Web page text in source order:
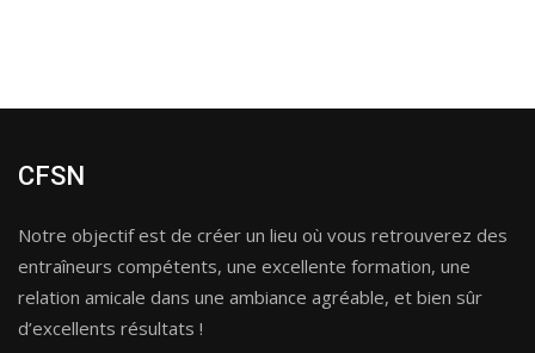
CFSN
Notre objectif est de créer un lieu où vous retrouverez des
entraîneurs compétents, une excellente formation, une
relation amicale dans une ambiance agréable, et bien sûr
d’excellents résultats !